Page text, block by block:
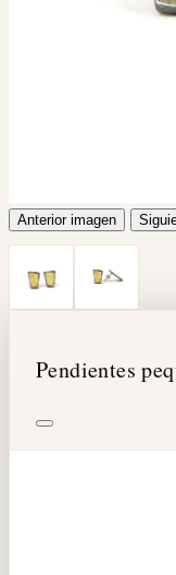
Anterior imagen
Pendientes